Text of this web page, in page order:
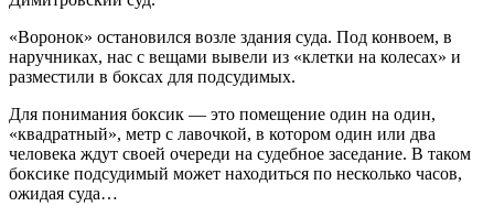
«Воронок» остановился возле здания суда. Под конвоем, в
наручниках, нас с вещами вывели из «клетки на колесах» и
разместили в боксах для подсудимых.
Для понимания боксик — это помещение один на один,
«квадратный», метр с лавочкой, в котором один или два
человека ждут своей очереди на судебное заседание. В таком
боксике подсудимый может находиться по несколько часов,
ожидая суда…